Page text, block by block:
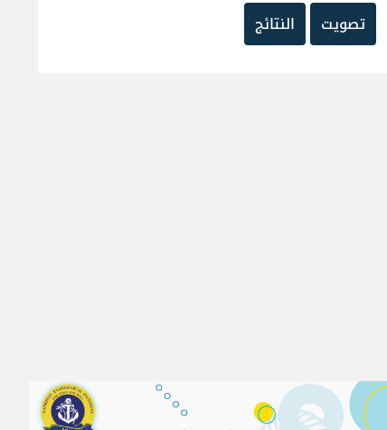
تصويت
النتائج